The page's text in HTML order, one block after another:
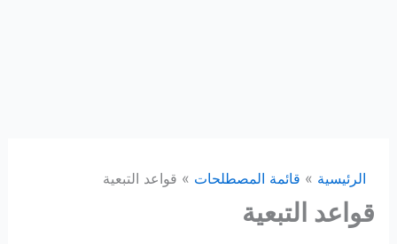
الرئيسية قائمة المصطلحات قواعد التبعية
قواعد التبعية